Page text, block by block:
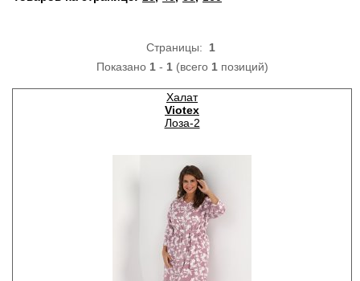
Страницы: 1
Показано 1- 1(всего 1позиций)
Халат
Viotex
Лоза-2